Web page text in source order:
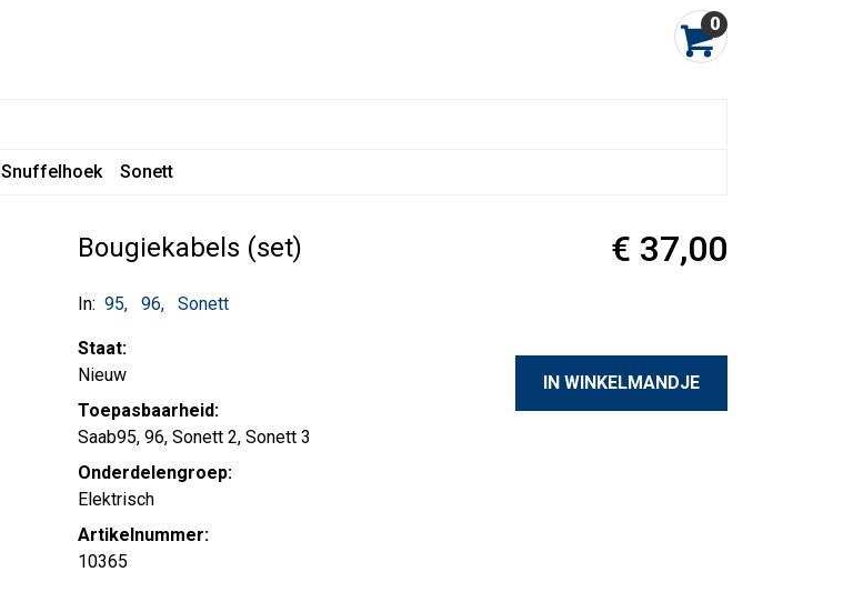
0
Snuffelhoek Sonett
Bougiekabels (set)
In: 95 96 Sonett
Staat:
Nieuw
Toepasbaarheid:
Saab95, 96, Sonett 2, Sonett 3
Onderdelengroep:
Elektrisch
Artikelnummer:
10365
€ 37,00